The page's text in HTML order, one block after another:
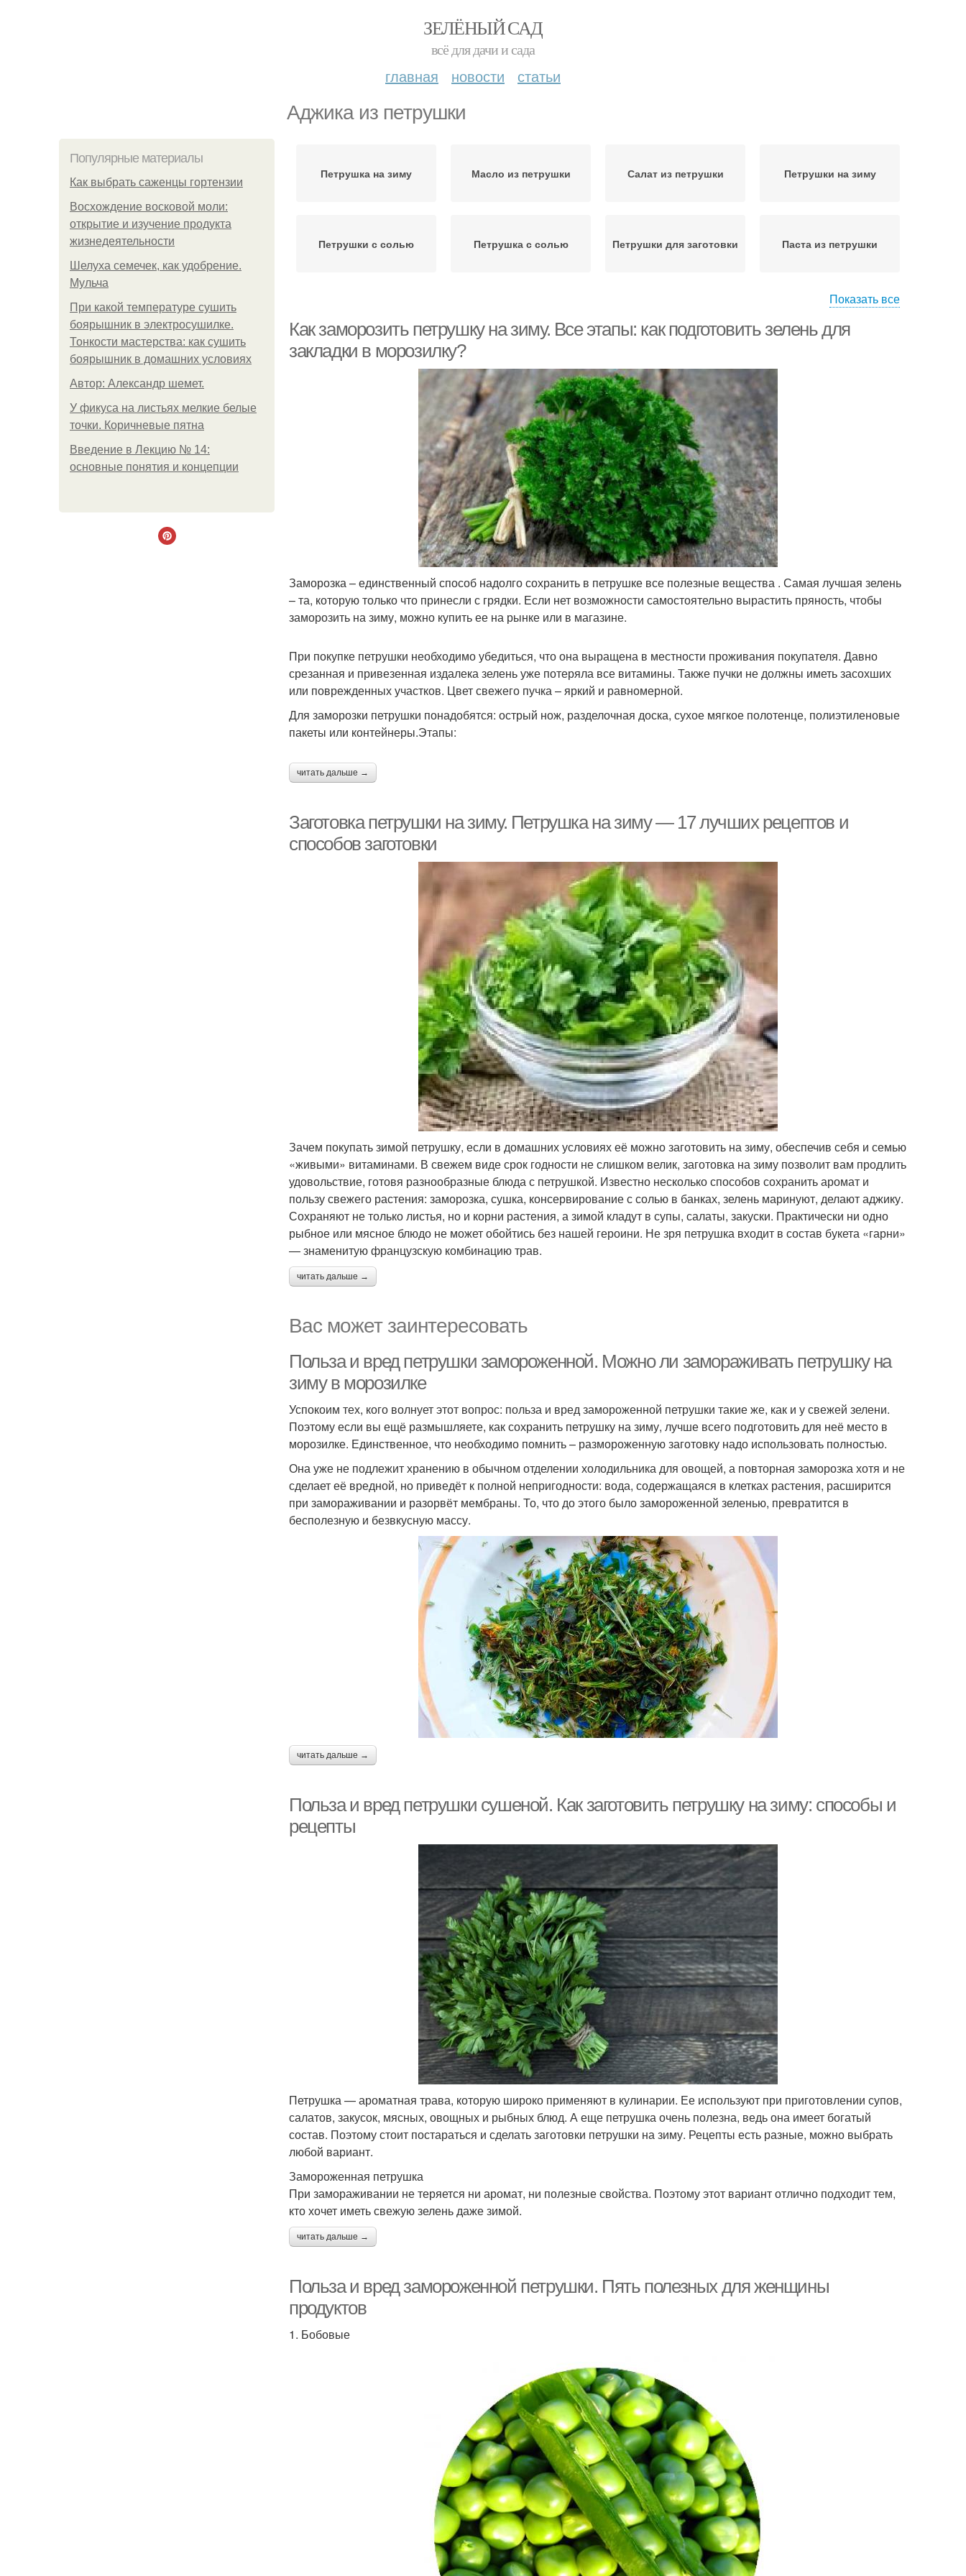
ЗЕЛЁНЫЙ САД
всё для дачи и сада
главная новости статьи
Аджика из петрушки
Популярные материалы
Как выбрать саженцы гортензии
Восхождение восковой моли:
открытие и изучение продукта
жизнедеятельности
Шелуха семечек, как удобрение.
Мульча
При какой температуре сушить
боярышник в электросушилке.
Тонкости мастерства: как сушить
боярышник в домашних условиях
Автор: Александр шемет.
У фикуса на листьях мелкие белые
точки. Коричневые пятна
Введение в Лекцию № 14:
основные понятия и концепции
Петрушка на зиму Масло из петрушки Салат из петрушки Петрушки на зиму
Петрушки с солью Петрушка с солью Петрушки для заготовки Паста из петрушки
Показать все
Как заморозить петрушку на зиму. Все этапы: как подготовить зелень для
закладки в морозилку?
Заморозка – единственный способ надолго сохранить в петрушке все полезные вещества . Самая лучшая зелень
– та, которую только что принесли с грядки. Если нет возможности самостоятельно вырастить пряность, чтобы
заморозить на зиму, можно купить ее на рынке или в магазине.
При покупке петрушки необходимо убедиться, что она выращена в местности проживания покупателя. Давно
срезанная и привезенная издалека зелень уже потеряла все витамины. Также пучки не должны иметь засохших
или поврежденных участков. Цвет свежего пучка – яркий и равномерной.
Для заморозки петрушки понадобятся: острый нож, разделочная доска, сухое мягкое полотенце, полиэтиленовые
пакеты или контейнеры.Этапы:
читать дальше →
Заготовка петрушки на зиму. Петрушка на зиму — 17 лучших рецептов и
способов заготовки
Зачем покупать зимой петрушку, если в домашних условиях её можно заготовить на зиму, обеспечив себя и семью
«живыми» витаминами. В свежем виде срок годности не слишком велик, заготовка на зиму позволит вам продлить
удовольствие, готовя разнообразные блюда с петрушкой. Известно несколько способов сохранить аромат и
пользу свежего растения: заморозка, сушка, консервирование с солью в банках, зелень маринуют, делают аджику.
Сохраняют не только листья, но и корни растения, а зимой кладут в супы, салаты, закуски. Практически ни одно
рыбное или мясное блюдо не может обойтись без нашей героини. Не зря петрушка входит в состав букета «гарни»
— знаменитую французскую комбинацию трав.
читать дальше →
Вас может заинтересовать
Польза и вред петрушки замороженной. Можно ли замораживать петрушку на
зиму в морозилке
Успокоим тех, кого волнует этот вопрос: польза и вред замороженной петрушки такие же, как и у свежей зелени.
Поэтому если вы ещё размышляете, как сохранить петрушку на зиму, лучше всего подготовить для неё место в
морозилке. Единственное, что необходимо помнить – размороженную заготовку надо использовать полностью.
Она уже не подлежит хранению в обычном отделении холодильника для овощей, а повторная заморозка хотя и не
сделает её вредной, но приведёт к полной непригодности: вода, содержащаяся в клетках растения, расширится
при замораживании и разорвёт мембраны. То, что до этого было замороженной зеленью, превратится в
бесполезную и безвкусную массу.
читать дальше →
Польза и вред петрушки сушеной. Как заготовить петрушку на зиму: способы и
рецепты
Петрушка — ароматная трава, которую широко применяют в кулинарии. Ее используют при приготовлении супов,
салатов, закусок, мясных, овощных и рыбных блюд. А еще петрушка очень полезна, ведь она имеет богатый
состав. Поэтому стоит постараться и сделать заготовки петрушки на зиму. Рецепты есть разные, можно выбрать
любой вариант.
Замороженная петрушка
При замораживании не теряется ни аромат, ни полезные свойства. Поэтому этот вариант отлично подходит тем,
кто хочет иметь свежую зелень даже зимой.
читать дальше →
Польза и вред замороженной петрушки. Пять полезных для женщины
продуктов
1. Бобовые